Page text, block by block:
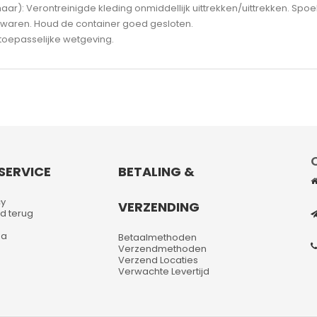
haar): Verontreinigde kleding onmiddellijk uittrekken/uittrekken.
Houd de container goed gesloten.
wetgeving.
terug
BETALING &
VERZENDING
Betaalmethoden
Verzendmethoden
Verzend Locaties
Verwachte Levertijd